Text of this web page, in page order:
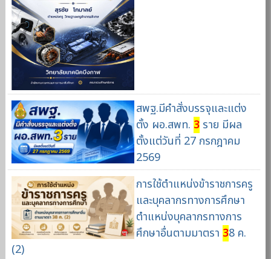
สพฐ.มีคำสั่งบรรจุและแต่ง
ตั้ง ผอ.สพท. 3ราย มีผล
ตั้งแต่วันที่ 27 กรกฎาคม
2569
การใช้ตำแหน่งข้าราชการครู
และบุคลากรทางการศึกษา
ตำแหน่งบุคลากรทางการ
ศึกษาอื่นตามมาตรา 38 ค.
(2)